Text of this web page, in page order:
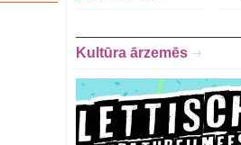
Kultūra ārzemēs